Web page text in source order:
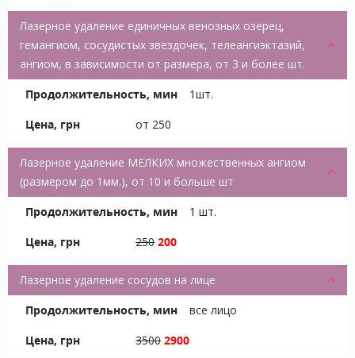
Лазерное удаление единичных венозных озерец,
гемангиом, сосудистых звездочек, телеангиэктазий,
ангиом, в зависимости от размера, от 3 и более шт.
1шт.
от 250
Лазерное удаление МЕЛКИХ множественных ангиом
(размером до 1мм.), от 10 и больше шт
1 шт.
250 200
Лазерное удаление сосудов на лице
все лицо
3500 2900